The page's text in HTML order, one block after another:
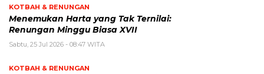
KOTBAH & RENUNGAN
Menemukan Harta yang Tak Ternilai:
Renungan Minggu Biasa XVII
Sabtu, 25 Jul 2026 - 08:47 WITA
KOTBAH & RENUNGAN